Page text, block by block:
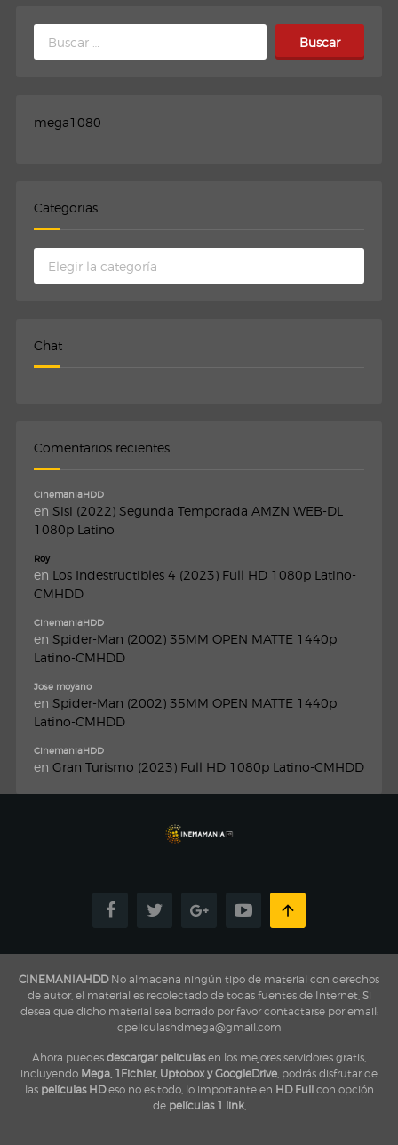
Buscar:
mega1080
Categorias
Categorias
Chat
Comentarios recientes
CinemaniaHDD
en Sisi (2022) Segunda Temporada AMZN WEB-DL
1080p Latino
Roy
en Los Indestructibles 4 (2023) Full HD 1080p Latino-
CMHDD
CinemaniaHDD
en Spider-Man (2002) 35MM OPEN MATTE 1440p
Latino-CMHDD
Jose moyano
en Spider-Man (2002) 35MM OPEN MATTE 1440p
Latino-CMHDD
CinemaniaHDD
en Gran Turismo (2023) Full HD 1080p Latino-CMHDD
CINEMANIAHDDNo almacena ningún tipo de material con derechos
de autor, el material es recolectado de todas fuentes de Internet, Si
desea que dicho material sea borrado por favor contactarse por email:
dpeliculashdmega@gmail.com
Ahora puedes descargar peliculasen los mejores servidores gratis,
incluyendo Mega, 1Fichier, Uptobox y GoogleDrive , podrás disfrutar de
las películas HDeso no es todo, lo importante en HD Fullcon opción
de películas 1 link,